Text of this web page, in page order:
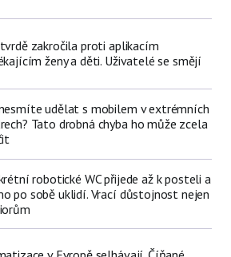
zakročila proti aplikacím
ženy a děti. Uživatelé se smějí
udělat s mobilem v extrémních
Tato drobná chyba ho může zcela
robotické WC přijede až k posteli a
po sobě uklidí. Vrací důstojnost nejen